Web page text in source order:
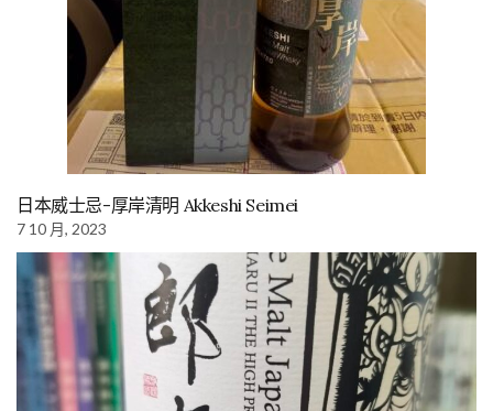
日本威士忌-厚岸清明 Akkeshi Seimei
7 10 月, 2023